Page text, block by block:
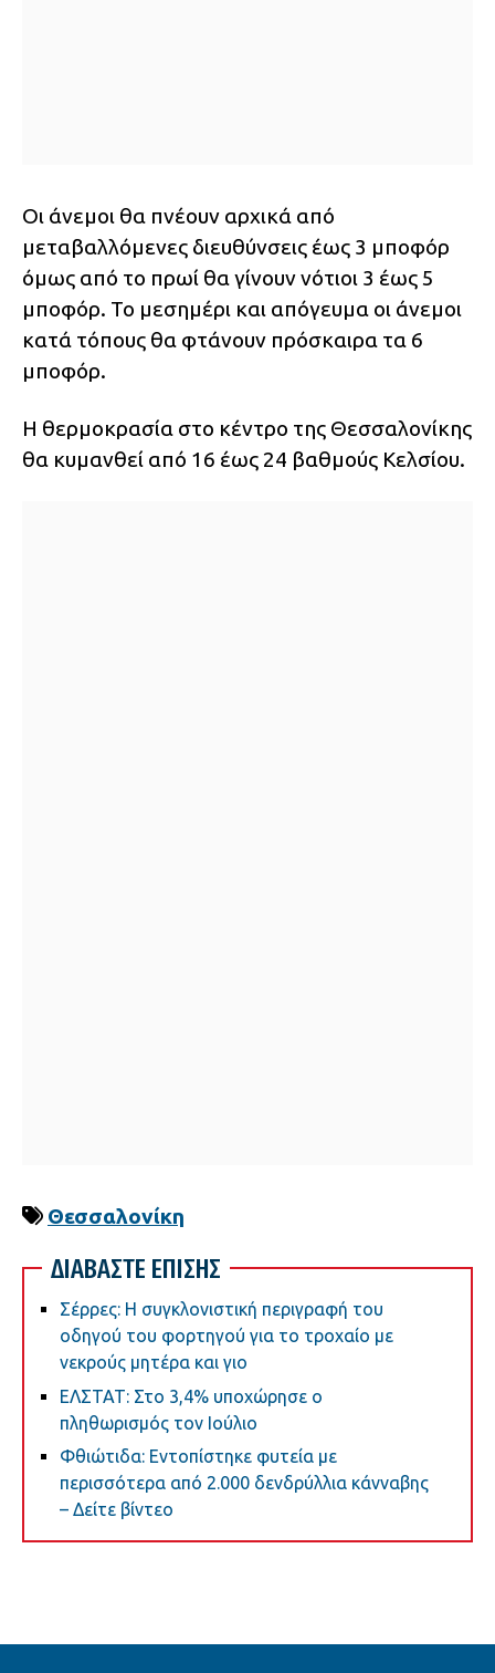
Οι άνεμοι θα πνέουν αρχικά από
μεταβαλλόμενες διευθύνσεις έως 3 μποφόρ
όμως από το πρωί θα γίνουν νότιοι 3 έως 5
μποφόρ. Το μεσημέρι και απόγευμα οι άνεμοι
κατά τόπους θα φτάνουν πρόσκαιρα τα 6
μποφόρ.
Η θερμοκρασία στο κέντρο της Θεσσαλονίκης
θα κυμανθεί από 16 έως 24 βαθμούς Κελσίου.
Θεσσαλονίκη
ΔΙΑΒΑΣΤΕ ΕΠΙΣΗΣ
Σέρρες: Η συγκλονιστική περιγραφή του
οδηγού του φορτηγού για το τροχαίο με
νεκρούς μητέρα και γιο
ΕΛΣΤΑΤ: Στο 3,4% υποχώρησε ο
πληθωρισμός τον Ιούλιο
Φθιώτιδα: Εντοπίστηκε φυτεία με
περισσότερα από 2.000 δενδρύλλια κάνναβης
– Δείτε βίντεο